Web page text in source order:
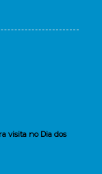
visita no Dia dos